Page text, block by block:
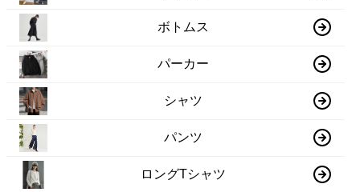
ボトムス
パーカー
シャツ
パンツ
ロングTシャツ